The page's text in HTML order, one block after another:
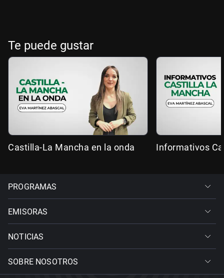
Te puede gustar
Castilla-La Mancha en la onda Informativos
PROGRAMAS
EMISORAS
NOTICIAS
SOBRE NOSOTROS